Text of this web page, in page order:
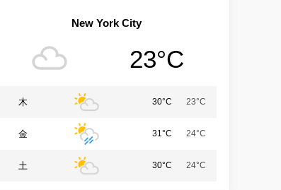
New York City
23°C
木 30°C 23°C
金 31°C 24°C
土 30°C 24°C